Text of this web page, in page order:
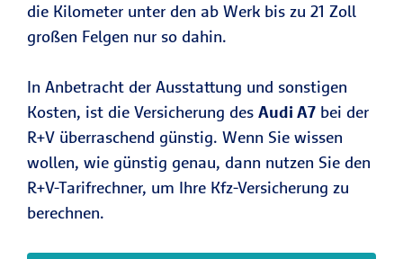
die Kilometer unter den ab Werk bis zu 21 Zoll
großen Felgen nur so dahin.
In Anbetracht der Ausstattung und sonstigen
Kosten, ist die Versicherung des Audi A7 bei der
R+V überraschend günstig. Wenn Sie wissen
wollen, wie günstig genau, dann nutzen Sie den
R+V-Tarifrechner, um Ihre Kfz-Versicherung zu
berechnen.